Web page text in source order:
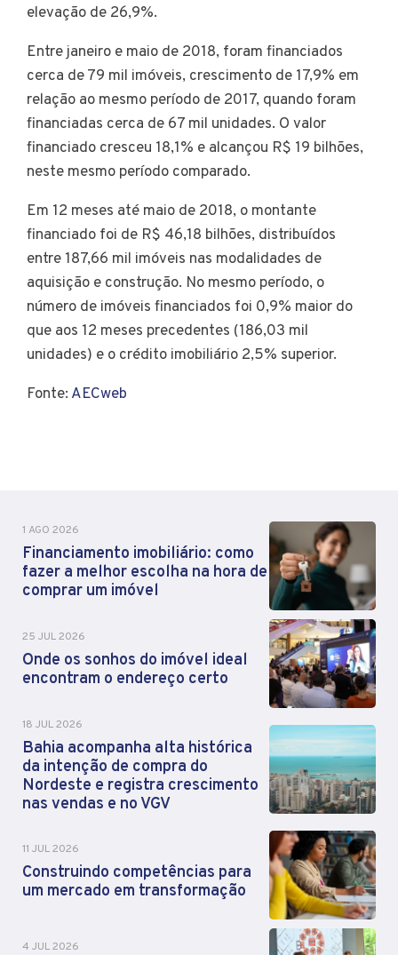
elevação de 26,9%.
Entre janeiro e maio de 2018, foram financiados
cerca de 79 mil imóveis, crescimento de 17,9% em
relação ao mesmo período de 2017, quando foram
financiadas cerca de 67 mil unidades. O valor
financiado cresceu 18,1% e alcançou R$ 19 bilhões,
neste mesmo período comparado.
Em 12 meses até maio de 2018, o montante
financiado foi de R$ 46,18 bilhões, distribuídos
entre 187,66 mil imóveis nas modalidades de
aquisição e construção. No mesmo período, o
número de imóveis financiados foi 0,9% maior do
que aos 12 meses precedentes (186,03 mil
unidades) e o crédito imobiliário 2,5% superior.
Fonte: AECweb
1 AGO 2026
Financiamento imobiliário: como
fazer a melhor escolha na hora de
comprar um imóvel
25 JUL 2026
Onde os sonhos do imóvel ideal
encontram o endereço certo
18 JUL 2026
Bahia acompanha alta histórica
da intenção de compra do
Nordeste e registra crescimento
nas vendas e no VGV
11 JUL 2026
Construindo competências para
um mercado em transformação
4 JUL 2026